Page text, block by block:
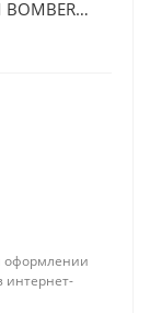
оформлении
интернет-